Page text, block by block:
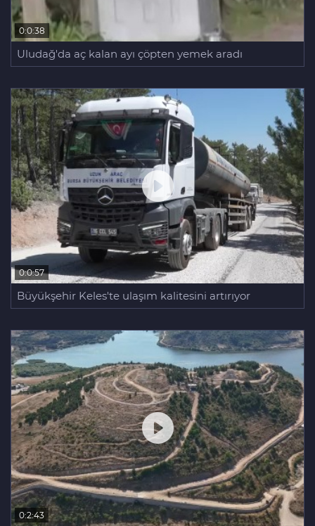
0:0:38
Uludağ'da aç kalan ayı çöpten yemek aradı
0:0:57
Büyükşehir Keles'te ulaşım kalitesini artırıyor
0:2:43